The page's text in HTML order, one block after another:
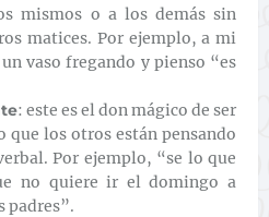
mismos o a los demás sin
matices. Por ejemplo, a mi
vaso fregando y pienso “es
: este es el don mágico de ser
que los otros están pensando
Por ejemplo, “se lo que
no quiere ir el domingo a
padres”.